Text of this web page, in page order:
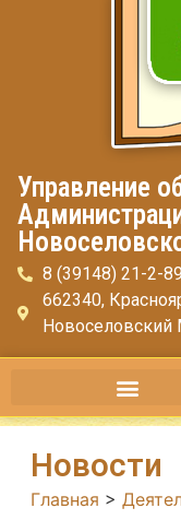
Управление
8 (39148) 21-2-89
662340,
Новоселовский
Новости
Главная >